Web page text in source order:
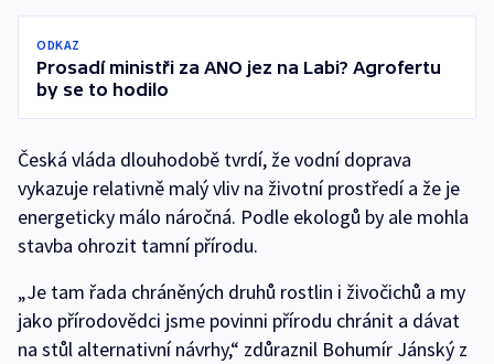
ODKAZ
Prosadí ministři za ANO jez na Labi? Agrofertu
by se to hodilo
Česká vláda dlouhodobě tvrdí, že vodní doprava
vykazuje relativně malý vliv na životní prostředí a že je
energeticky málo náročná. Podle ekologů by ale mohla
stavba ohrozit tamní přírodu.
„Je tam řada chráněných druhů rostlin i živočichů a my
jako přírodovědci jsme povinni přírodu chránit a dávat
na stůl alternativní návrhy,“ zdůraznil Bohumír Jánský z